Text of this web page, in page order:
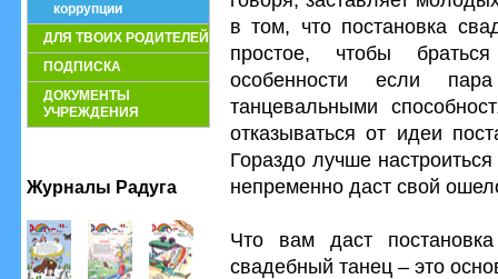
коррупции
ДЛЯ ТВОИХ РОДИТЕЛЕЙ
ПОДПИСКА
ДОКУМЕНТЫ
УЧРЕЖДЕНИЯ
Журналы Радуга
в том, что постановка
простое, чтобы
особенности если
танцевальными
отказываться от идеи
Гораздо лучше
непременно даст свой
Что вам даст
свадебный танец – это